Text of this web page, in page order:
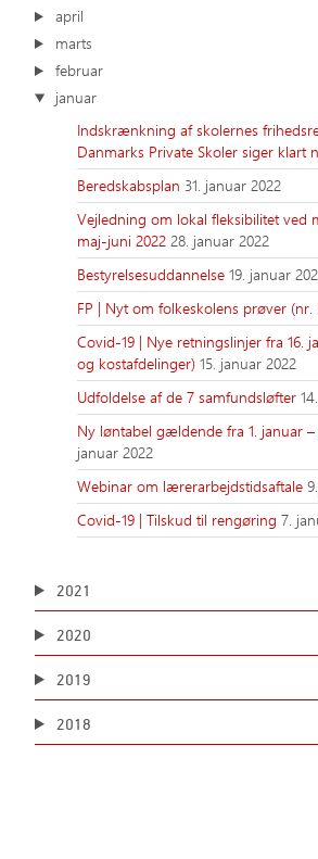
april
marts
februar
januar
Indskrænkning af skolernes
Danmarks Private Skoler siger klart
Beredskabsplan 31. januar 2022
Vejledning om lokal fleksibilitet ved
maj-juni 2022 28. januar 2022
Bestyrelsesuddannelse 19. januar
FP | Nyt om folkeskolens prøver (nr.
Covid-19 | Nye retningslinjer fra 16.
og kostafdelinger) 15. januar 2022
Udfoldelse af de 7 samfundsløfter
Ny løntabel gældende fra 1. januar –
januar 2022
Webinar om lærerarbejdstidsaftale
Covid-19 | Tilskud til rengøring 7.
2021
2020
2019
2018